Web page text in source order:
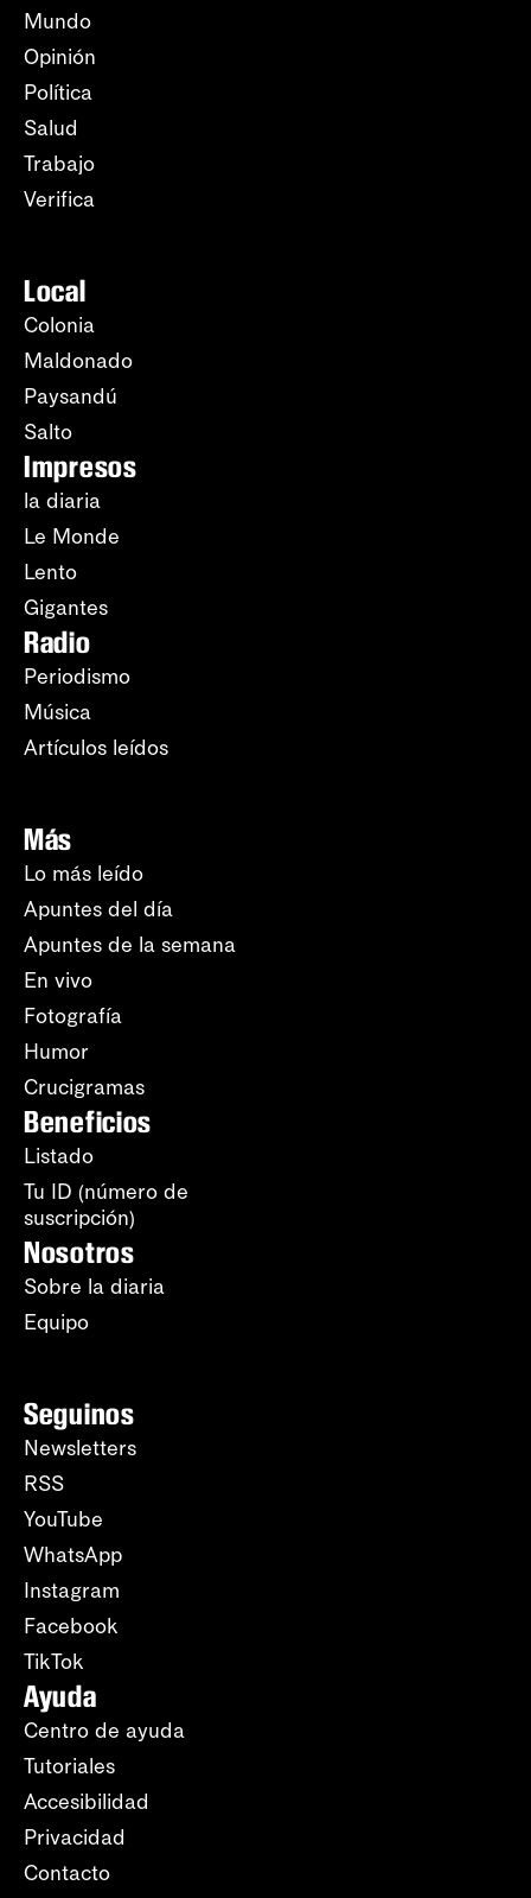
Mundo
Opinión
Política
Salud
Trabajo
Verifica
Local
Colonia
Maldonado
Paysandú
Salto
Impresos
la diaria
Le Monde
Lento
Gigantes
Radio
Periodismo
Música
Artículos leídos
Más
Lo más leído
Apuntes del día
Apuntes de la semana
En vivo
Fotografía
Humor
Crucigramas
Beneficios
Listado
Tu ID (número de
suscripción)
Nosotros
Sobre la diaria
Equipo
Seguinos
Newsletters
RSS
YouTube
WhatsApp
Instagram
Facebook
TikTok
Ayuda
Centro de ayuda
Tutoriales
Accesibilidad
Privacidad
Contacto